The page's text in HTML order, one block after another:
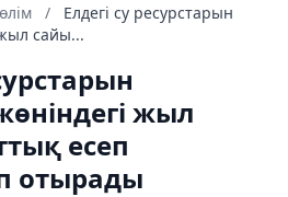
/
Елдегі су ресурстарын
сайы...
жыл
есеп
отырады